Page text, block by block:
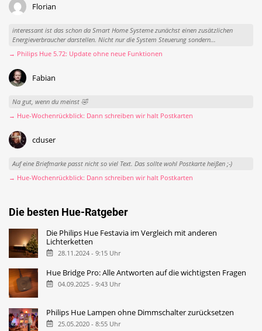
Florian
interessant ist das schon da Smart Home Systeme zunächst einen zusätzlichen
Energieverbraucher darstellen. Nicht nur die System Steuerung sondern...
→ Philips Hue 5.72: Update ohne neue Funktionen
Fabian
Na gut, wenn du meinst 🤣
→ Hue-Wochenrückblick: Dann schreiben wir halt Postkarten
cduser
Auf eine Briefmarke passt nicht so viel Text. Das sollte wohl Postkarte heißen ;-)
→ Hue-Wochenrückblick: Dann schreiben wir halt Postkarten
Die besten Hue-Ratgeber
Die Philips Hue Festavia im Vergleich mit anderen
Lichterketten
28.11.2024 - 9:15 Uhr
Hue Bridge Pro: Alle Antworten auf die wichtigsten Fragen
04.09.2025 - 9:43 Uhr
Philips Hue Lampen ohne Dimmschalter zurücksetzen
25.05.2020 - 8:55 Uhr